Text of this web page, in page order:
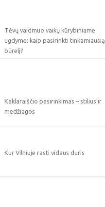
Tėvų vaidmuo vaikų kūrybiniame
ugdyme: kaip pasirinkti tinkamiausią
būrelį?
Kaklaraiščio pasirinkimas – stilius ir
medžiagos
Kur Vilniuje rasti vidaus duris